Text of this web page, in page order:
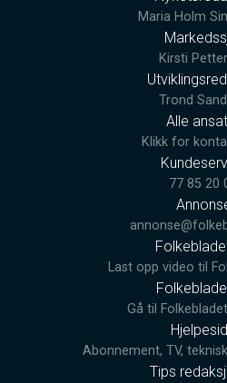
Maria Holm
Kirsti
Trond
Alle
Klikk for
77 85 20
Last opp video til
Gå til
Abonnement, TV,
Tips